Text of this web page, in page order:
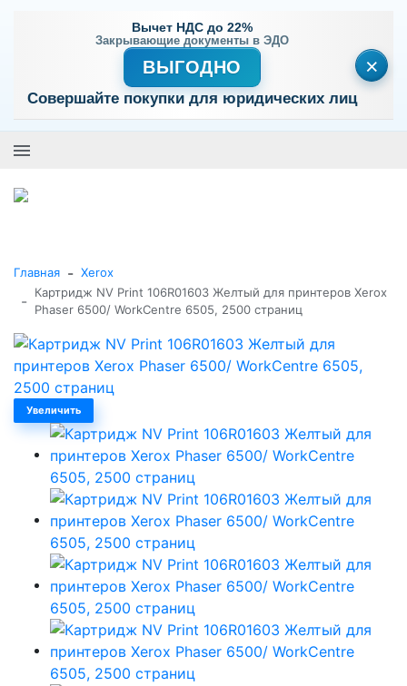
Вычет НДС до 22%
Закрывающие документы в ЭДО
ВЫГОДНО
Совершайте покупки для юридических лиц
×
Главная - Xerox
-
Картридж NV Print 106R01603 Желтый для принтеров Xerox
Phaser 6500/ WorkCentre 6505, 2500 страниц
Увеличить